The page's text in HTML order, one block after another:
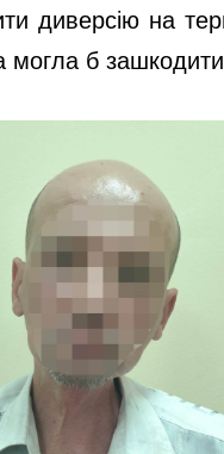
диверсію на
б